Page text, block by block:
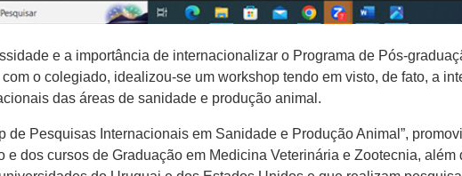
e a importância de internacionalizar o Programa de Pós-
o colegiado, idealizou-se um workshop tendo em visto, de fato, a
das áreas de sanidade e produção animal.
de Pesquisas Internacionais em Sanidade e Produção Animal”,
e dos cursos de Graduação em Medicina Veterinária e Zootecnia,